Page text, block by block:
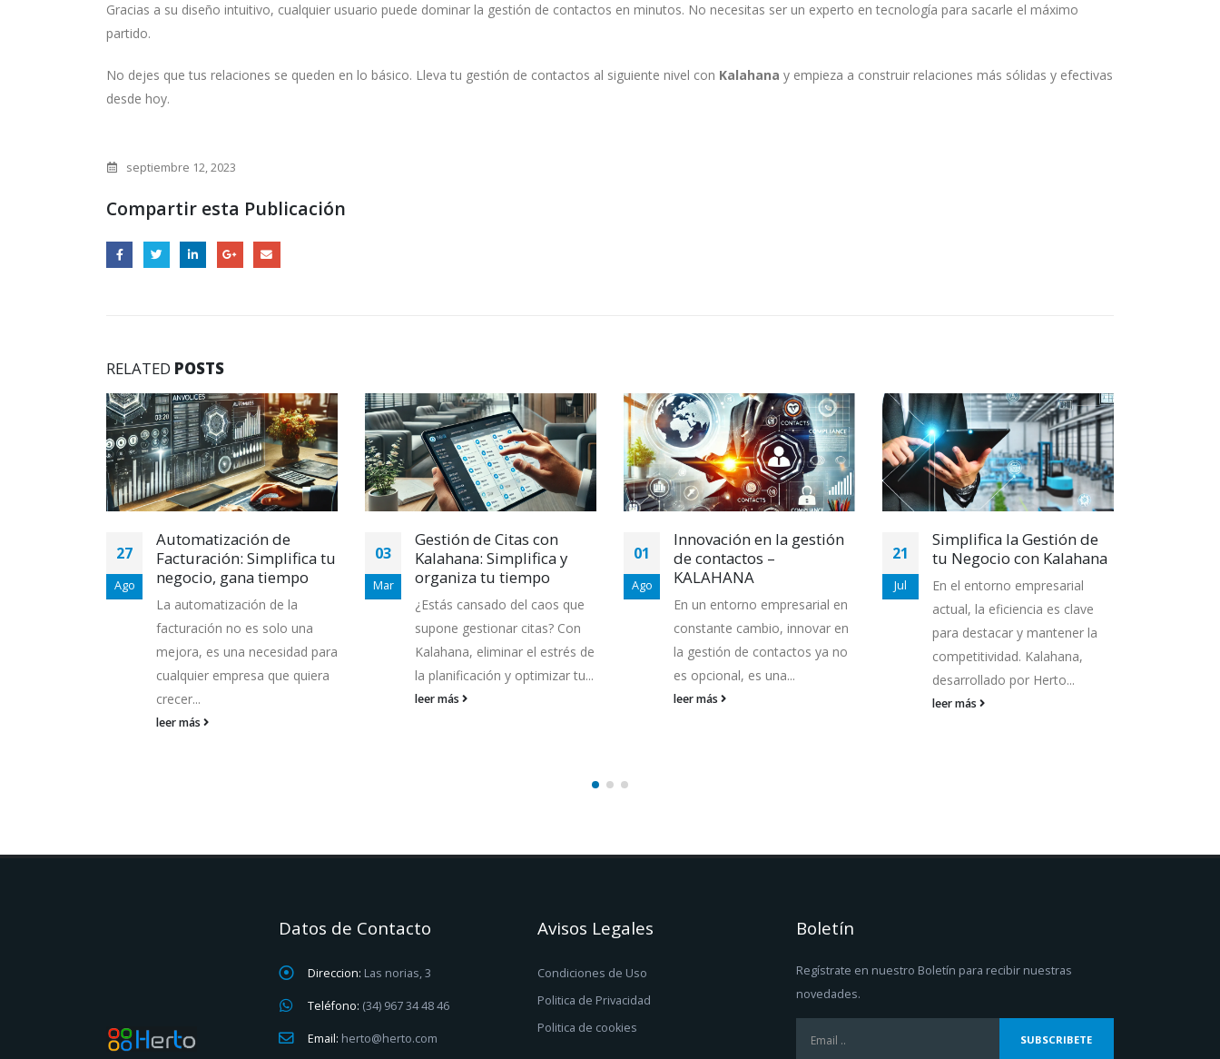
Gracias a su diseño intuitivo, cualquier usuario puede dominar la gestión de contactos en minutos. No necesitas ser un experto en tecnología para sacarle el máximo
partido.
No dejes que tus relaciones se queden en lo básico. Lleva tu gestión de contactos al siguiente nivel con Kalahana y empieza a construir relaciones más sólidas y efectivas
desde hoy.
septiembre 12, 2023
Compartir esta Publicación
RELATED POSTS
27
Ago
Automatización de
Facturación: Simplifica tu
negocio, gana tiempo
La automatización de la
facturación no es solo una
mejora, es una necesidad para
cualquier empresa que quiera
crecer...
leer más
03
Mar
Gestión de Citas con
Kalahana: Simplifica y
organiza tu tiempo
¿Estás cansado del caos que
supone gestionar citas? Con
Kalahana, eliminar el estrés de
la planificación y optimizar tu...
leer más
01
Ago
Innovación en la gestión
de contactos –
KALAHANA
En un entorno empresarial en
constante cambio, innovar en
la gestión de contactos ya no
es opcional, es una...
leer más
21
Jul
Simplifica la Gestión de
tu Negocio con Kalahana
En el entorno empresarial
actual, la eficiencia es clave
para destacar y mantener la
competitividad. Kalahana,
desarrollado por Herto...
leer más
Datos de Contacto
Direccion: Las norias, 3
Teléfono: (34) 967 34 48 46
Email: herto@herto.com
Avisos Legales
Condiciones de Uso
Politica de Privacidad
Politica de cookies
Boletín
Regístrate en nuestro Boletín para recibir nuestras
novedades.